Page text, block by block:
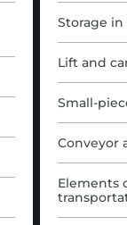
Storage
Lift and
Small-
Conveyor
Elements